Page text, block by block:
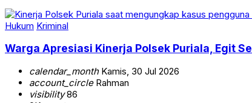
Hukum Kriminal
Warga Apresiasi Kinerja Polsek Puriala, Egit
calendar_monthKamis, 30 Jul 2026
account_circleRahman
visibility86